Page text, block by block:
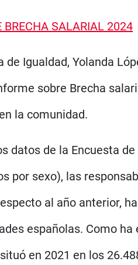
BRECHA SALARIAL 2024
de Igualdad, Yolanda
sobre Brecha
la comunidad.
datos de la Encuesta
por sexo), las
al año anterior,
españolas. Como
en 2021 en los